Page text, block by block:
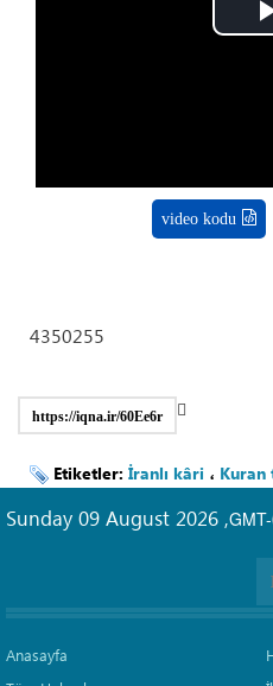
video kodu
4350255
https://iqna.ir/60Ee6r
Etiketler: İranlı kâri ،
Sunday 09 August 2026 ,
Anasayfa